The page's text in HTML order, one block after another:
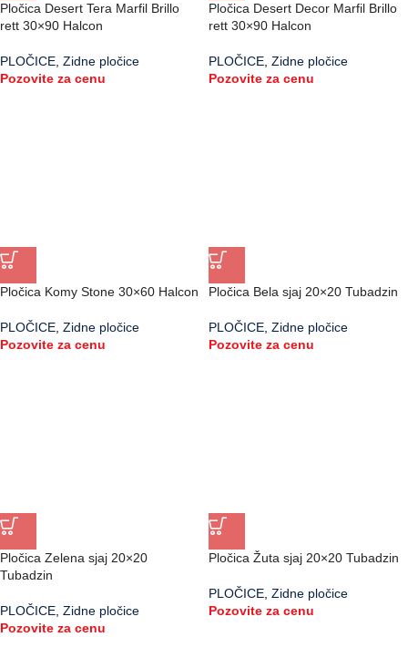
Pločica Desert Tera Marfil Brillo
rett 30×90 Halcon
PLOČICE Zidne pločice
Pozovite za cenu
Pločica Desert Decor Marfil Brillo
rett 30×90 Halcon
PLOČICE Zidne pločice
Pozovite za cenu
Pločica Komy Stone 30×60 Halcon
PLOČICE Zidne pločice
Pozovite za cenu
Pločica Bela sjaj 20×20 Tubadzin
PLOČICE Zidne pločice
Pozovite za cenu
Pločica Zelena sjaj 20×20
Tubadzin
PLOČICE Zidne pločice
Pozovite za cenu
Pločica Žuta sjaj 20×20 Tubadzin
PLOČICE Zidne pločice
Pozovite za cenu